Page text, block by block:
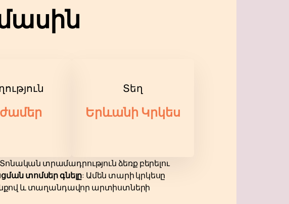
Տեղ
Երևանի Կրկես
տրամադրություն ձեռք բերելու
տոմսեր գնելը: Ամեն տարի կրկեսը
և տաղանդավոր արտիստների